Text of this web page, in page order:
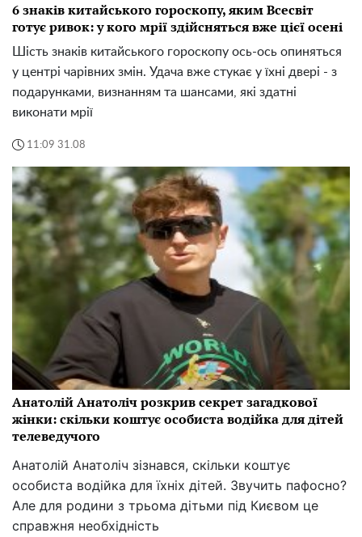
6 знаків китайського гороскопу, яким Всесвіт
готує ривок: у кого мрії здійсняться вже цієї осені
Шість знаків китайського гороскопу ось-ось опиняться
у центрі чарівних змін. Удача вже стукає у їхні двері - з
подарунками, визнанням та шансами, які здатні
виконати мрії
11:09 31.08
Анатолій Анатоліч розкрив секрет загадкової
жінки: скільки коштує особиста водійка для дітей
телеведучого
Анатолій Анатоліч зізнався, скільки коштує
особиста водійка для їхніх дітей. Звучить пафосно?
Але для родини з трьома дітьми під Києвом це
справжня необхідність